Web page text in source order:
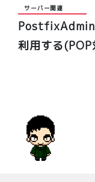
サーバー関連
PostfixAdmin
利用する